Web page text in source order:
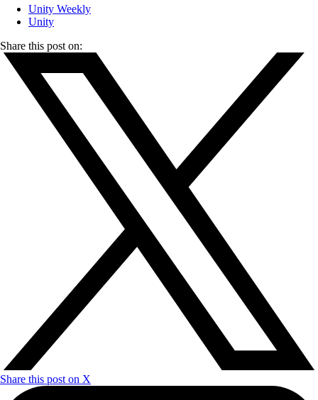
Unity Weekly
Unity
Share this post on:
Share this post on X